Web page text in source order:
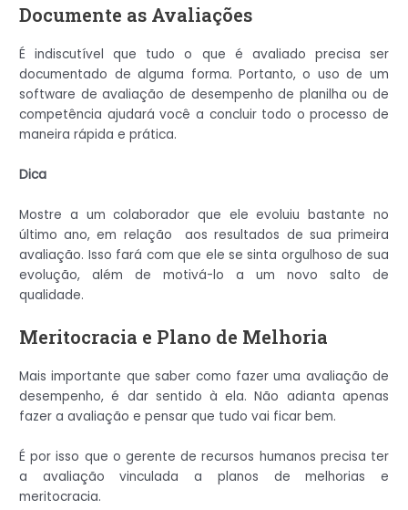
Documente as Avaliações
É indiscutível que tudo o que é avaliado precisa ser
documentado de alguma forma. Portanto, o uso de um
software de avaliação de desempenho de planilha ou de
competência ajudará você a concluir todo o processo de
maneira rápida e prática.
Dica
Mostre a um colaborador que ele evoluiu bastante no
último ano, em relação aos resultados de sua primeira
avaliação. Isso fará com que ele se sinta orgulhoso de sua
evolução, além de motivá-lo a um novo salto de
qualidade.
Meritocracia e Plano de Melhoria
Mais importante que saber como fazer uma avaliação de
desempenho, é dar sentido à ela. Não adianta apenas
fazer a avaliação e pensar que tudo vai ficar bem.
É por isso que o gerente de recursos humanos precisa ter
a avaliação vinculada a planos de melhorias e
meritocracia.